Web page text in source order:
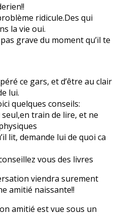
ridicule.Des qui
la vie oui.
grave du moment qu’il te
ce gars, et d’être au clair
lui.
quelques conseils:
train de lire, et ne
lit, demande lui de quoi ca
vous des livres
viendra surement
amitié naissante!!
amitié est vue sous un